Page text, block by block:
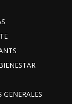
GENERALES